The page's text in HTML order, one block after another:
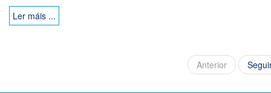
Ler máis ...
Anterior